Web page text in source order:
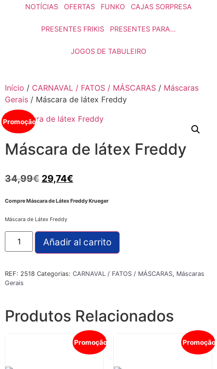
NOTÍCIAS OFERTAS FUNKO CAJAS SORPRESA
PRESENTES FRIKIS PRESENTES PARA…
JOGOS DE TABULEIRO
Início / CARNAVAL / FATOS / MÁSCARAS / Máscaras
Gerais / Máscara de látex Freddy
Promoção!
Máscara de látex Freddy
34,99€ 29,74€
Compre Máscara de Látex Freddy Krueger
Máscara de Látex Freddy
Añadir al carrito
REF: 2518 Categorias: CARNAVAL / FATOS / MÁSCARAS, Máscaras
Gerais
Produtos Relacionados
Promoção! Promoção!